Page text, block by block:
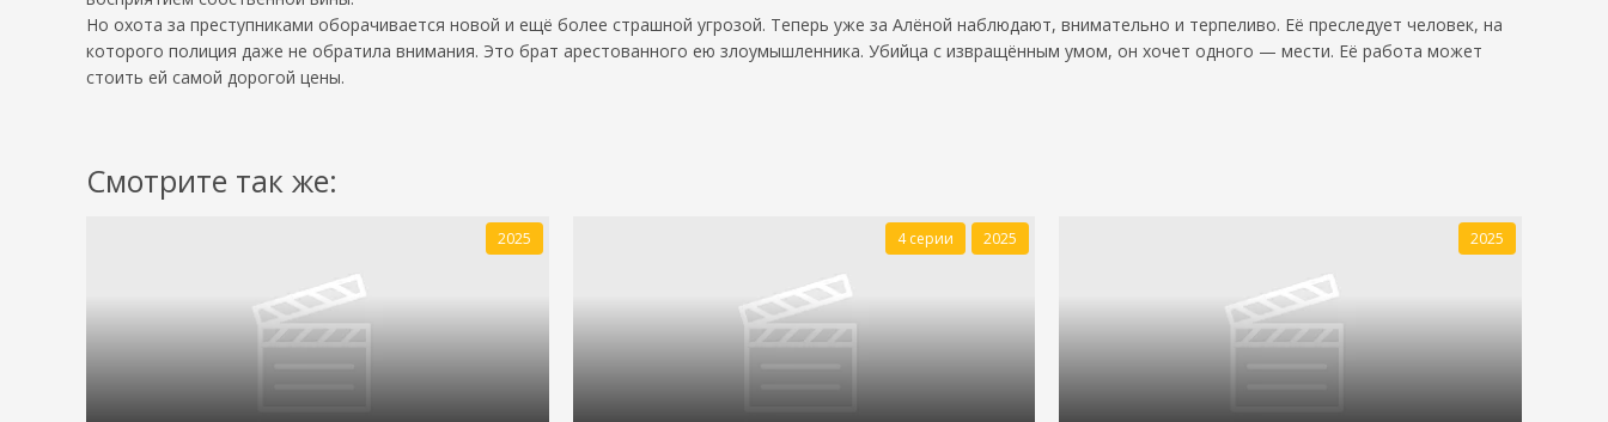
Но охота за преступниками оборачивается новой и ещё более страшной угрозой. Теперь уже за Алёной наблюдают, внимательно и терпеливо. Её преследует человек, на
которого полиция даже не обратила внимания. Это брат арестованного ею злоумышленника. Убийца с извращённым умом, он хочет одного — мести. Её работа может
стоить ей самой дорогой цены.
Смотрите так же:
2025 4 серии 2025 2025